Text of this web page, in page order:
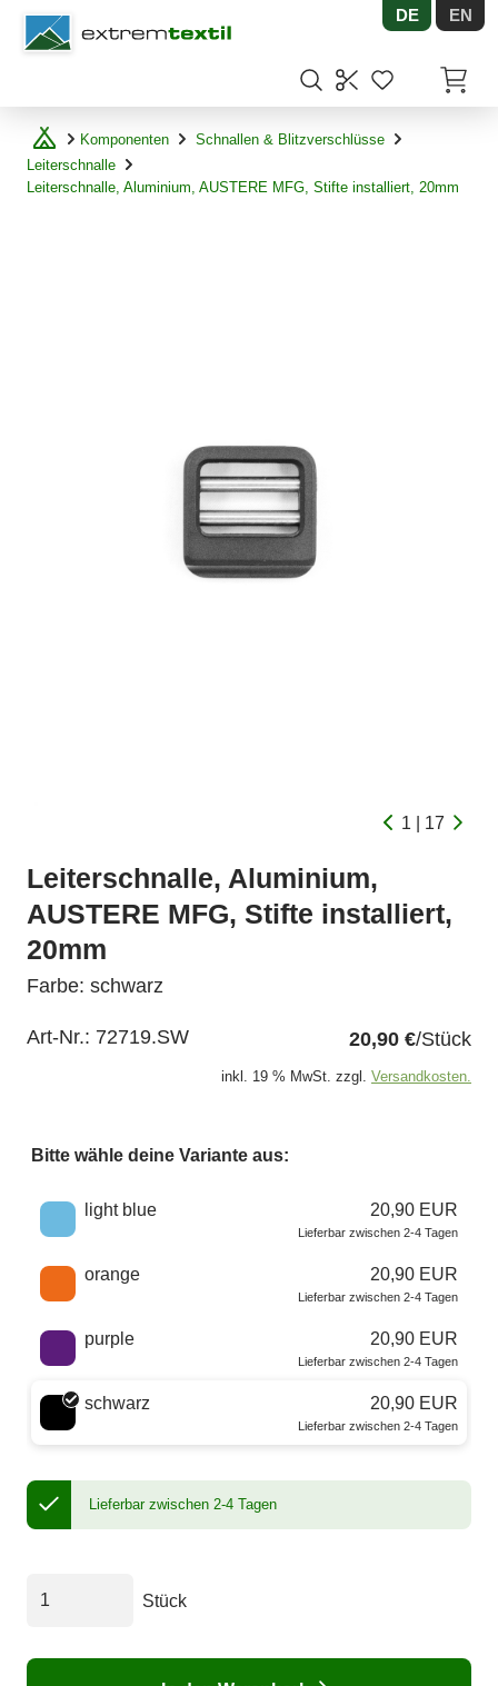
Shopware DE EN
Komponenten
Schnallen & Blitzverschlüsse
Leiterschnalle
Leiterschnalle, Aluminium, AUSTERE MFG, Stifte installiert, 20mm
1 | 17
Leiterschnalle, Aluminium,
AUSTERE MFG, Stifte installiert,
20mm
Farbe: schwarz
Art-Nr.: 72719.SW 20,90 €/Stück
inkl. 19 % MwSt. zzgl. Versandkosten.
Bitte wähle deine Variante aus:
Wähle eine Farbe
light blue 20,90 EUR
Lieferbar zwischen 2-4 Tagen
orange 20,90 EUR
Lieferbar zwischen 2-4 Tagen
purple 20,90 EUR
Lieferbar zwischen 2-4 Tagen
schwarz 20,90 EUR
Lieferbar zwischen 2-4 Tagen
Lieferbar zwischen 2-4 Tagen
Stück